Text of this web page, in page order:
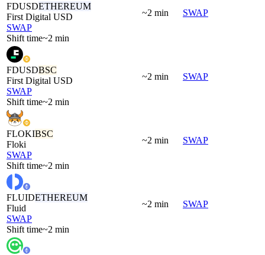
FDUSDETHEREUM
First Digital USD
SWAP
Shift time~2 min
~2 min SWAP
FDUSDBSC
First Digital USD
SWAP
Shift time~2 min
~2 min SWAP
FLOKIBSC
Floki
SWAP
Shift time~2 min
~2 min SWAP
FLUIDETHEREUM
Fluid
SWAP
Shift time~2 min
~2 min SWAP